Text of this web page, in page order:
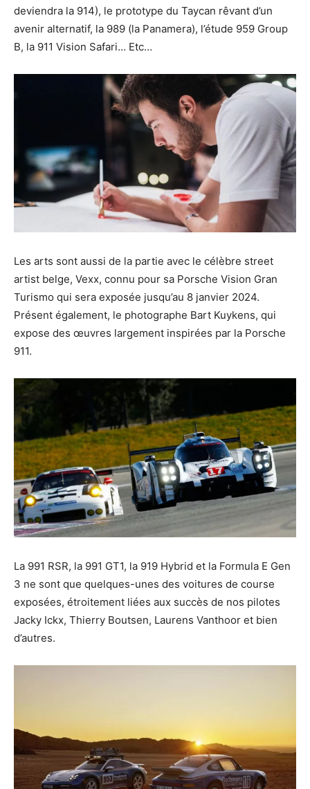
deviendra la 914), le prototype du Taycan rêvant d’un
avenir alternatif, la 989 (la Panamera), l’étude 959 Group
B, la 911 Vision Safari… Etc…
Les arts sont aussi de la partie avec le célèbre street
artist belge, Vexx, connu pour sa Porsche Vision Gran
Turismo qui sera exposée jusqu’au 8 janvier 2024.
Présent également, le photographe Bart Kuykens, qui
expose des œuvres largement inspirées par la Porsche
911.
La 991 RSR, la 991 GT1, la 919 Hybrid et la Formula E Gen
3 ne sont que quelques-unes des voitures de course
exposées, étroitement liées aux succès de nos pilotes
Jacky Ickx, Thierry Boutsen, Laurens Vanthoor et bien
d’autres.